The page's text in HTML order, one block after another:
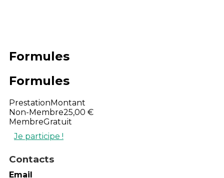
Formules
Formules
PrestationMontant
Non-Membre25,00 €
MembreGratuit
Je participe !
Contacts
Email